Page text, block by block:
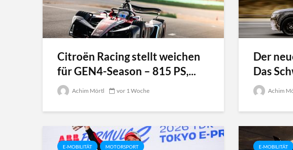
Citroën Racing stellt weichen
für GEN4-Season – 815 PS,...
Achim Mörtl vor 1 Woche
Der
Das
Achim
E-MOBILITÄT MOTORSPORT E-MOBILITÄT